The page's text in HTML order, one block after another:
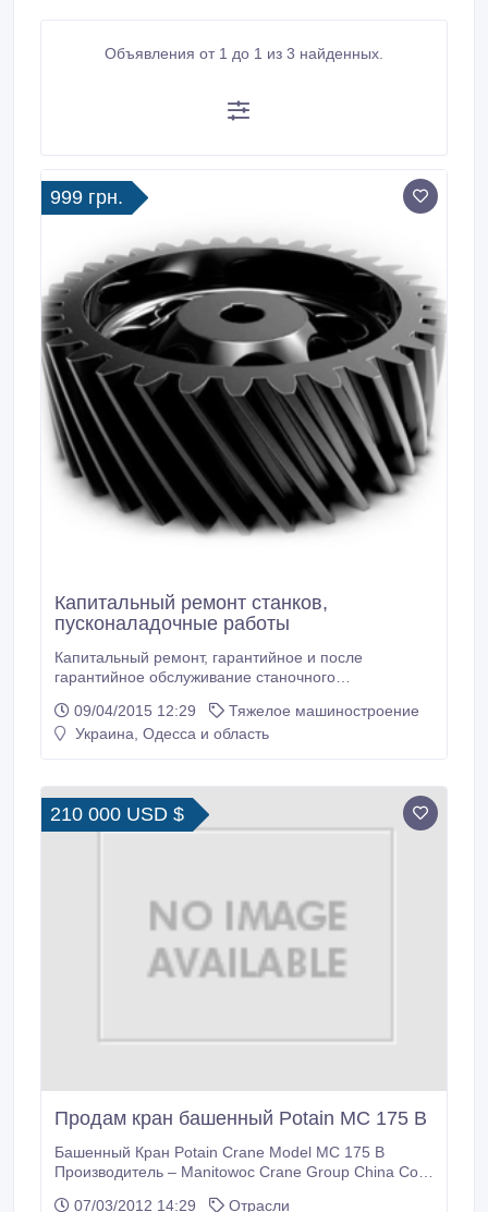
Объявления от 1 до 1 из 3 найденных.
999 грн.
Капитальный ремонт станков,
пусконаладочные работы
Капитальный ремонт, гарантийное и после
гарантийное обслуживание станочного
09/04/2015 12:29
Тяжелое машиностроение
Украина, Одесса и область
210 000 USD $
Продам кран башенный Potain MC 175 B
Башенный Кран Potain Crane Model MC 175 B
Производитель – Manitowoc Crane Group China Co ,
07/03/2012 14:29 Отрасли